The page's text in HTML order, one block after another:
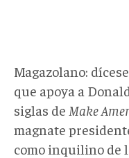
Magazolano:
que apoya a
siglas de Make
magnate
como inquilino de